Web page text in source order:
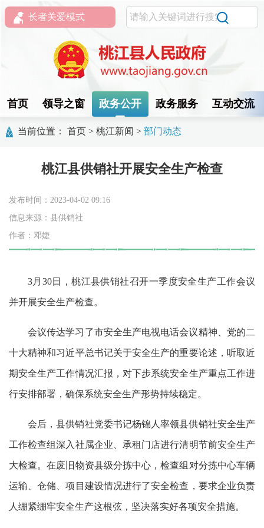
长者关爱模式
首页 领导之窗 政务公开 政务服务 互动交流
当前位置： 首页 > 桃江新闻 > 部门动态
桃江县供销社开展安全生产检查
发布时间：2023-04-02 09:16
信息来源：县供销社
作者：邓婕
3月30日，桃江县供销社召开一季度安全生产工作会议
并开展安全生产检查。
会议传达学习了市安全生产电视电话会议精神、党的二
十大精神和习近平总书记关于安全生产的重要论述，听取近
期安全生产工作情况汇报，对下步系统安全生产重点工作进
行安排部署，确保系统安全生产形势持续稳定。
会后，县供销社党委书记杨锦人率领县供销社安全生产
工作检查组深入社属企业、承租门店进行清明节前安全生产
大检查。在废旧物资县级分拣中心，检查组对分拣中心车辆
运输、仓储、项目建设情况进行了安全检查，要求企业负责
人绷紧绷牢安全生产这根弦，坚决落实好各项安全措施。